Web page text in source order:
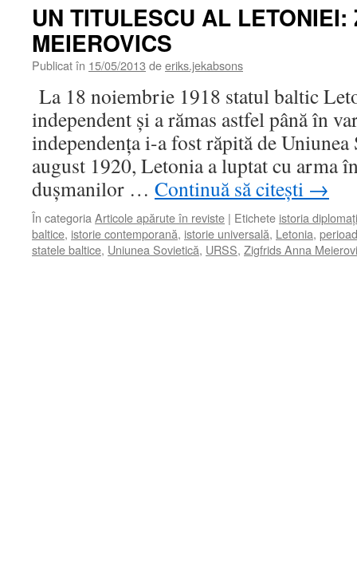
UN TITULESCU AL
MEIEROVICS
Publicat în 15/05/2013 deeriks.jekabsons
La 18 noiembrie 1918 statul baltic
independent şi a rămas astfel până în
independenţa i-a fost răpită de Uniunea
august 1920, Letonia a luptat cu arma
duşmanilor … Continuă să citești →
În categoria Articole apărute în reviste | Etichete istoria
baltice, istorie contemporană, istorie universală, Letonia,
statele baltice, Uniunea Sovietică, URSS, Zigfrids Anna